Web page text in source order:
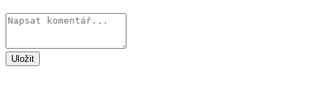
Uložit